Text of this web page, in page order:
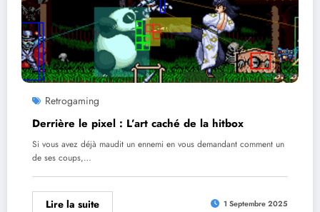
Retrogaming
Derrière le pixel : L’art caché de la hitbox
Si vous avez déjà maudit un ennemi en vous demandant comment un
de ses coups,…
Lire la suite 1 Septembre 2025